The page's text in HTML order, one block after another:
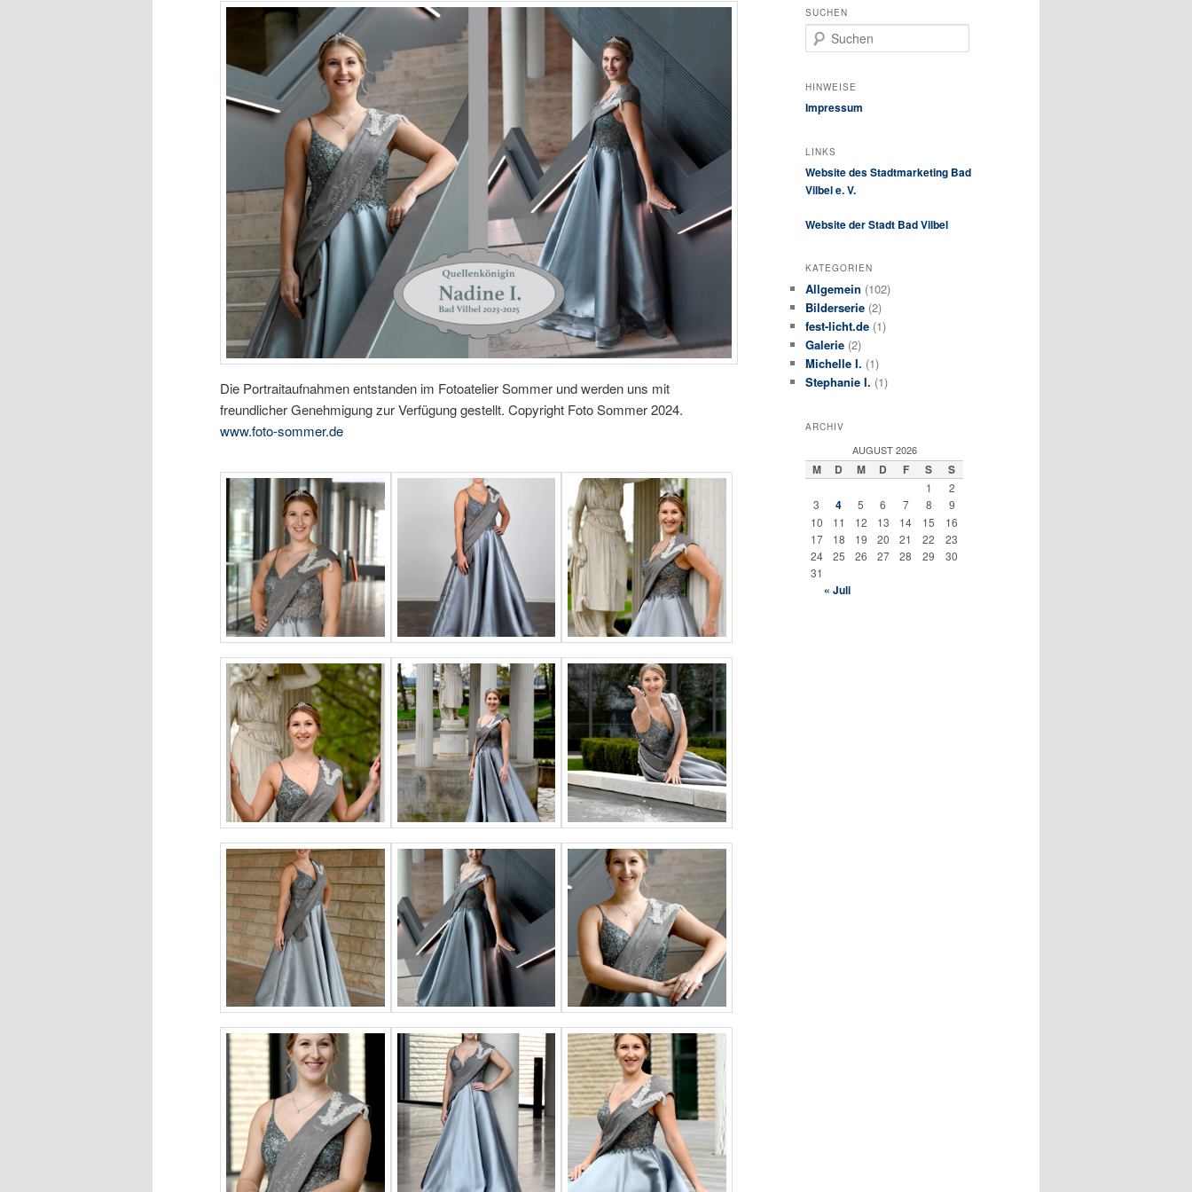
Die Portraitaufnahmen entstanden im Fotoatelier Sommer und werden uns mit
freundlicher Genehmigung zur Verfügung gestellt. Copyright Foto Sommer 2024.
www.foto-sommer.de
SUCHEN
u
h
n
HINWEISE
Impressum
LINKS
Website des Stadtmarketing Bad
Vilbel e. V.
Website der Stadt Bad Vilbel
KATEGORIEN
Allgemein (102)
Bilderserie (2)
fest-licht.de (1)
Galerie (2)
Michelle I. (1)
Stephanie I. (1)
ARCHIV
AUGUST 2026
M D M D F S S
1
2
3
4 5 6 7 8
9
10
11 12 13 14 15
16
17
18 19 20 21 22
23
24
25 26 27 28 29
30
31
« Juli